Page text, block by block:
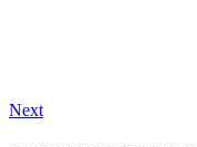
Next